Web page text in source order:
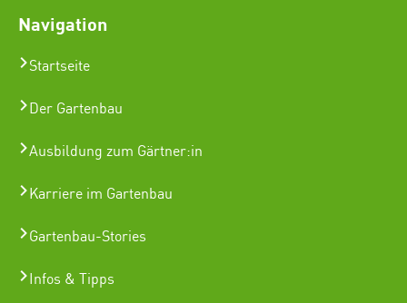
Navigation
Startseite
Der Gartenbau
Ausbildung zum Gärtner:in
Karriere im Gartenbau
Gartenbau-Stories
Infos & Tipps